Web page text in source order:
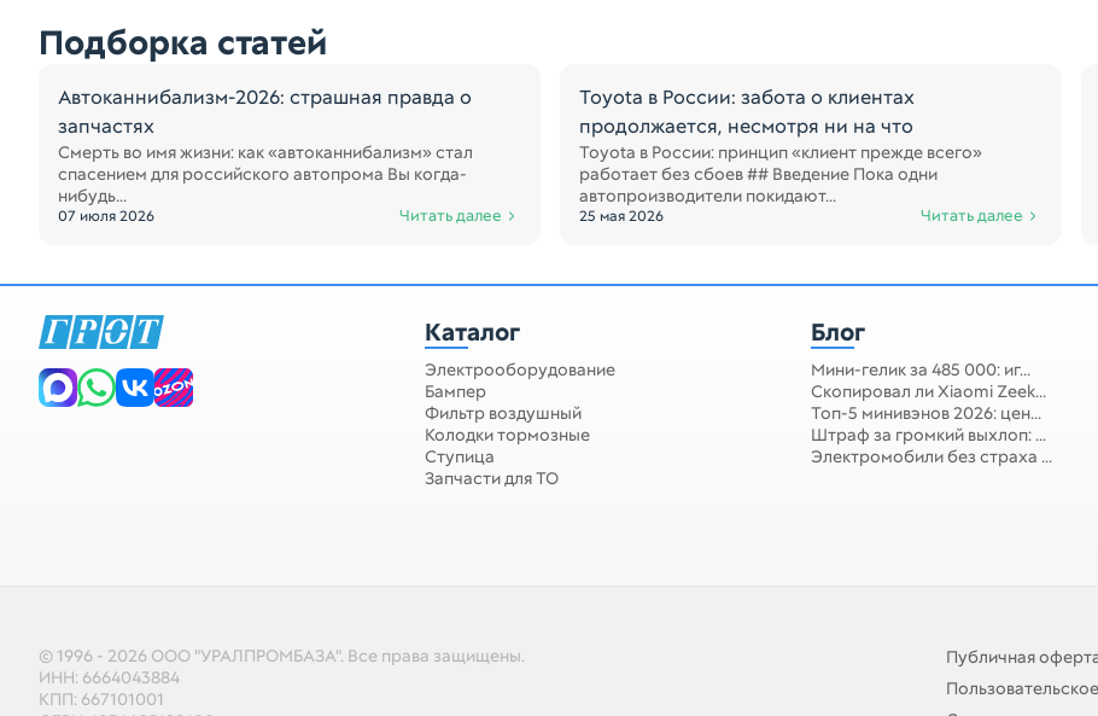
Подборка статей
Автоканнибализм-2026: страшная правда о
запчастях
Смерть во имя жизни: как «автоканнибализм» стал
спасением для российского автопрома Вы когда-
нибудь...
07 июля 2026 Читать далее
Toyota в России: забота о клиентах
продолжается, несмотря ни на что
Toyota в России: принцип «клиент прежде всего»
работает без сбоев ## Введение Пока одни
автопроизводители покидают...
25 мая 2026 Читать далее
Каталог
Электрооборудование
Бампер
Фильтр воздушный
Колодки тормозные
Ступица
Запчасти для ТО
Блог
Мини-гелик за 485 000: иг...
Скопировал ли Xiaomi Zeek...
Топ-5 минивэнов 2026: цен...
Штраф за громкий выхлоп: ...
Электромобили без страха ...
© 1996 - 2026 ООО "УРАЛПРОМБАЗА". Все права защищены.
ИНН: 6664043884
КПП: 667101001
Публичная